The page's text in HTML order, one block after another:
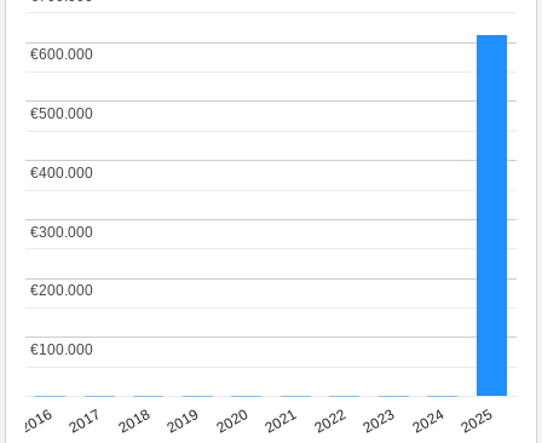
2016 2017 2018 2019 2020 2021 2022 2023 2024 2025
€100.000
€100.000
€200.000
€200.000
€300.000
€300.000
€400.000
€400.000
€500.000
€500.000
€600.000
€600.000